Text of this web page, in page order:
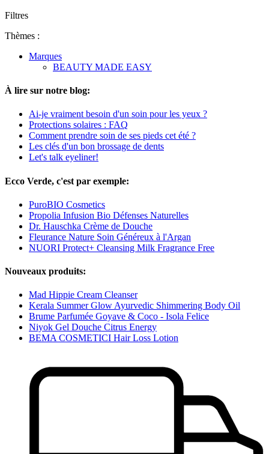
Filtres
Thèmes :
Marques
BEAUTY MADE EASY
À lire sur notre blog:
Ai-je vraiment besoin d'un soin pour les yeux ?
Protections solaires : FAQ
Comment prendre soin de ses pieds cet été ?
Les clés d'un bon brossage de dents
Let's talk eyeliner!
Ecco Verde, c'est par exemple:
PuroBIO Cosmetics
Propolia Infusion Bio Défenses Naturelles
Dr. Hauschka Crème de Douche
Fleurance Nature Soin Généreux à l'Argan
NUORI Protect+ Cleansing Milk Fragrance Free
Nouveaux produits:
Mad Hippie Cream Cleanser
Kerala Summer Glow Ayurvedic Shimmering Body Oil
Brume Parfumée Goyave & Coco - Isola Felice
Niyok Gel Douche Citrus Energy
BEMA COSMETICI Hair Loss Lotion